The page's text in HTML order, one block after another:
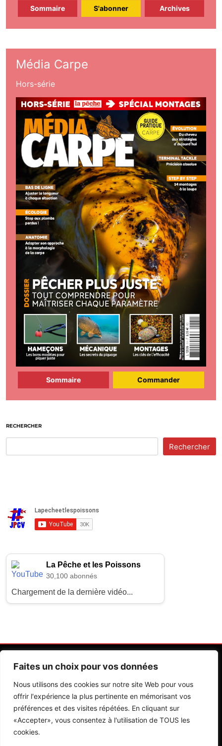
Faites un choix pour vos données
Nous utilisons des cookies sur notre site Web pour vous
offrir l'expérience la plus pertinente en mémorisant vos
préférences et des visites répétées. En cliquant sur
«Accepter», vous consentez à l'utilisation de TOUS les
cookies.
Sommaire S'abonner Archives
Média Carpe
Hors-série
Sommaire Commander
RECHERCHER
Rechercher
La Pêche et les Poissons
30,100 abonnés
Chargement de la dernière vidéo...
Contactez Nos Rédactions Mentions Légales